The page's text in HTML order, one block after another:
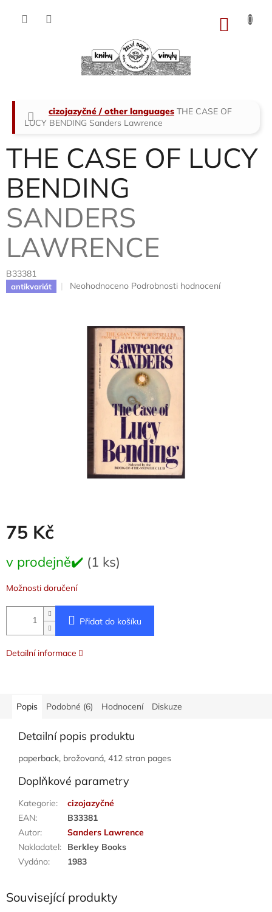
Domů
cizojazyčné / other languages THE CASE OF
LUCY BENDING Sanders Lawrence
THE CASE OF LUCY
BENDING
SANDERS
LAWRENCE
B33381
antikvariát
Průměrné
hvězdiček.
Neohodnoceno Podrobnosti hodnocení
75 Kč
cena:
v prodejně✔️ (1 ks)
Možnosti doručení
Přidat do košíku
Detailní informace
Popis Podobné (6) Hodnocení Diskuze
Detailní popis produktu
paperback, brožovaná, 412 stran pages
Doplňkové parametry
Kategorie:
cizojazyčné
EAN:
B33381
Autor:
Sanders Lawrence
Nakladatel:
Berkley Books
Vydáno: 1983
Související produkty